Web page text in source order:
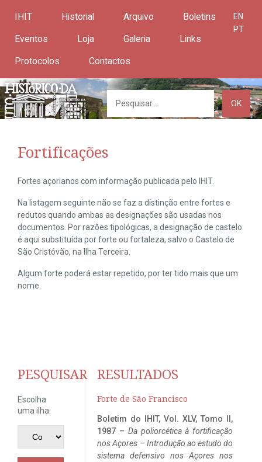
IHIT Historial Arquivo
Boletins
Eventos
Loja Galeria
Links
Protocolos
Contactos
EN
PT
OK
Fortificações
Fortes açorianos com informação publicada pelo IHIT.
Na listagem seguinte não se faz a distinção entre fortes e
redutos quando ambas as designações são usadas nos
documentos. Por razões tipológicas, a designação de castelo
é aqui substituída por forte ou fortaleza, salvo o Castelo de
São Cristóvão, na Ilha Terceira.
Algum forte poderá estar repetido, por ter tido mais que um
nome.
PESQUISAR
Escolha
uma ilha:
RESULTADOS
Forte de São Francisco
Boletim do IHIT, Vol. XLV, Tomo II,
1987 – Da poliorcética à fortificação
nos Açores – Introdução ao estudo do
sistema defensivo nos Açores nos